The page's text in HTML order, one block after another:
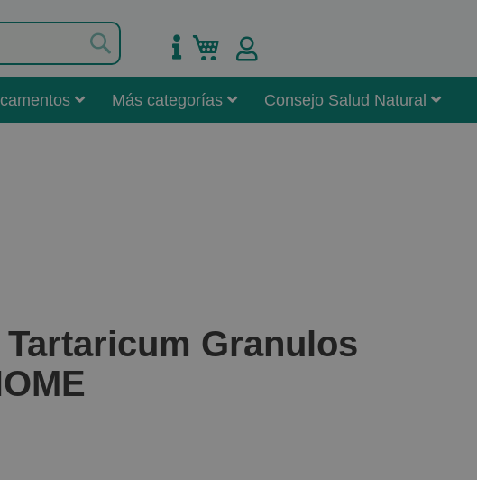
Mi carrito
Más categorías Consejo Salud Natural
Granulos